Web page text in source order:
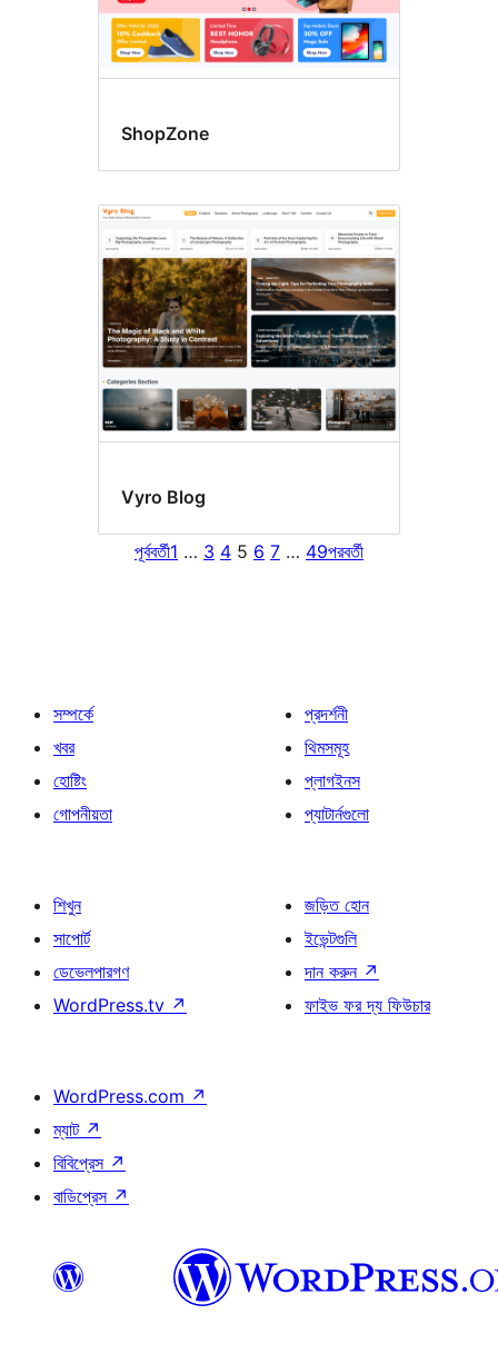
ShopZone
Vyro Blog
পূর্ববর্তী1 … 3 4 5 6 7 … 49পরবর্তী
সম্পর্কে
খবর
হোষ্টিং
গোপনীয়তা
প্রদর্শনী
থিমসমূহ
প্লাগইনস
প্যাটার্নগুলো
শিখুন
সাপোর্ট
ডেভেলপারগণ
WordPress.tv ↗
জড়িত হোন
ইভেন্টগুলি
দান করুন ↗
ফাইভ ফর দ্য ফিউচার
WordPress.com ↗
ম্যাট ↗
বিবিপ্রেস ↗
বাডিপ্রেস ↗